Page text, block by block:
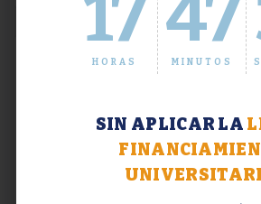
17
HORAS
47
MINUTOS
SIN APLICAR LA